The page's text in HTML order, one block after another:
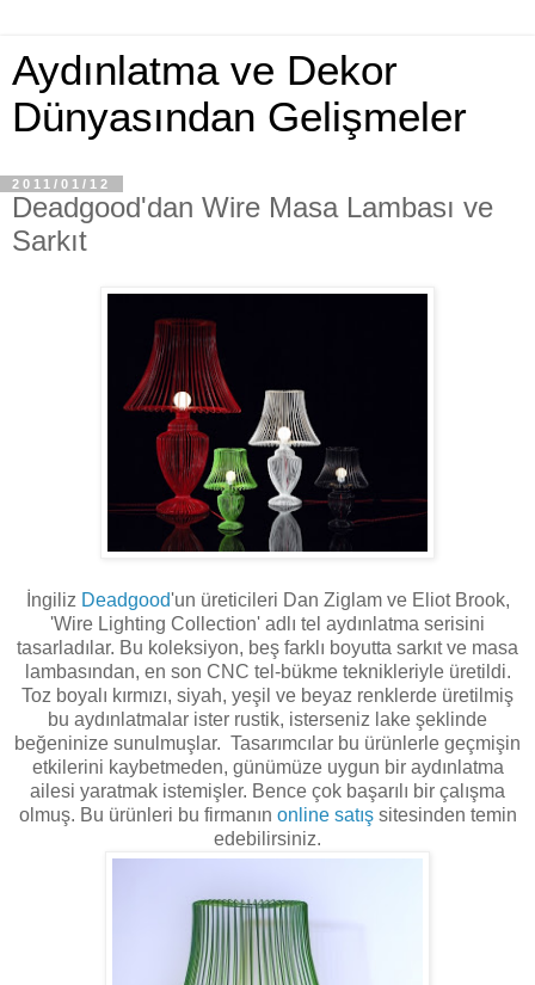
Aydınlatma ve Dekor
Dünyasından Gelişmeler
2011/01/12
Deadgood'dan Wire Masa Lambası ve
Sarkıt
İngiliz Deadgood'un üreticileri Dan Ziglam ve Eliot Brook,
'Wire Lighting Collection' adlı tel aydınlatma serisini
tasarladılar. Bu koleksiyon, beş farklı boyutta sarkıt ve masa
lambasından, en son CNC tel-bükme teknikleriyle üretildi.
Toz boyalı kırmızı, siyah, yeşil ve beyaz renklerde üretilmiş
bu aydınlatmalar ister rustik, isterseniz lake şeklinde
beğeninize sunulmuşlar. Tasarımcılar bu ürünlerle geçmişin
etkilerini kaybetmeden, günümüze uygun bir aydınlatma
ailesi yaratmak istemişler. Bence çok başarılı bir çalışma
olmuş. Bu ürünleri bu firmanın online satışsitesinden temin
edebilirsiniz.